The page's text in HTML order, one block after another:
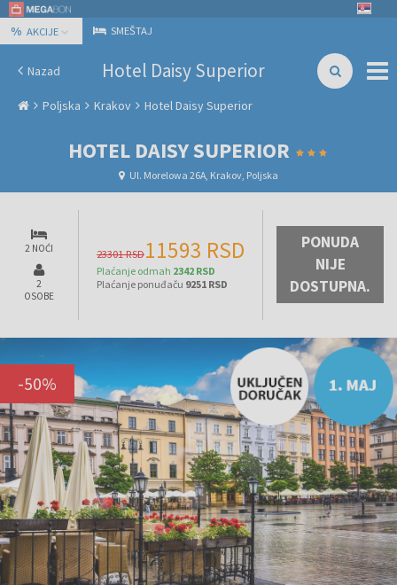
% AKCIJE SMEŠTAJ
Nazad Hotel Daisy Superior
Poljska Krakov Hotel Daisy Superior
HOTEL DAISY SUPERIOR
Ul. Morelowa 26A, Krakov, Poljska
2 NOĆI
2
OSOBE
23301 RSD11593 RSD
Plaćanje odmah 2342 RSD
Plaćanje ponuđaču 9251 RSD
PONUDA
NIJE
DOSTUPNA.
-50%